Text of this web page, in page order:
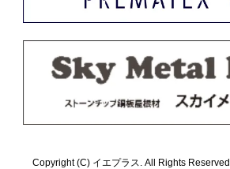
Copyright (C) イエプラス. All Rights Reserved.